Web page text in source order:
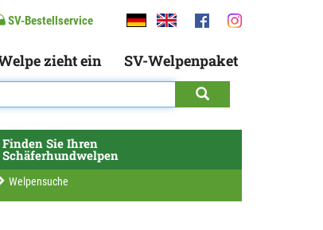
SV-Bestellservice
zieht ein SV-Welpenpaket
Finden Sie Ihren
Schäferhundwelpen
Welpensuche